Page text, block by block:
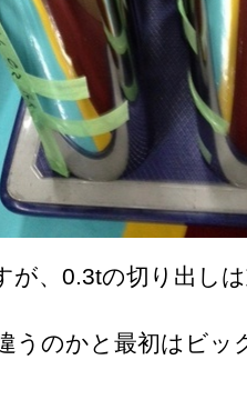
が、0.3tの切り出し
うのかと最初はビッ